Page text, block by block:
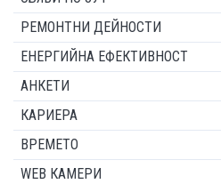
РЕМОНТНИ ДЕЙНОСТИ
ЕНЕРГИЙНА ЕФЕКТИВНОСТ
АНКЕТИ
КАРИЕРА
ВРЕМЕТО
WEB КАМЕРИ